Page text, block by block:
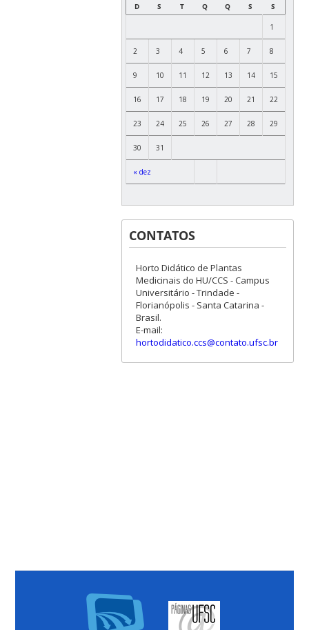
D
S T Q Q S S
« dez
1
2 3 4 5 6 7 8
9 10 11 12 13 14 15
16 17 18 19 20 21 22
23 24 25 26 27 28 29
30 31
CONTATOS
Horto Didático de Plantas
Medicinais do HU/CCS - Campus
Universitário - Trindade -
Florianópolis - Santa Catarina -
Brasil.
E-mail:
hortodidatico.ccs@contato.ufsc.br